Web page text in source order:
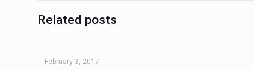
Related posts
February 3, 2017